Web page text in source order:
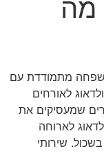
מה
מתמודדת עם
לאורחים
שמעסיקים את
לארוחה
שירותי